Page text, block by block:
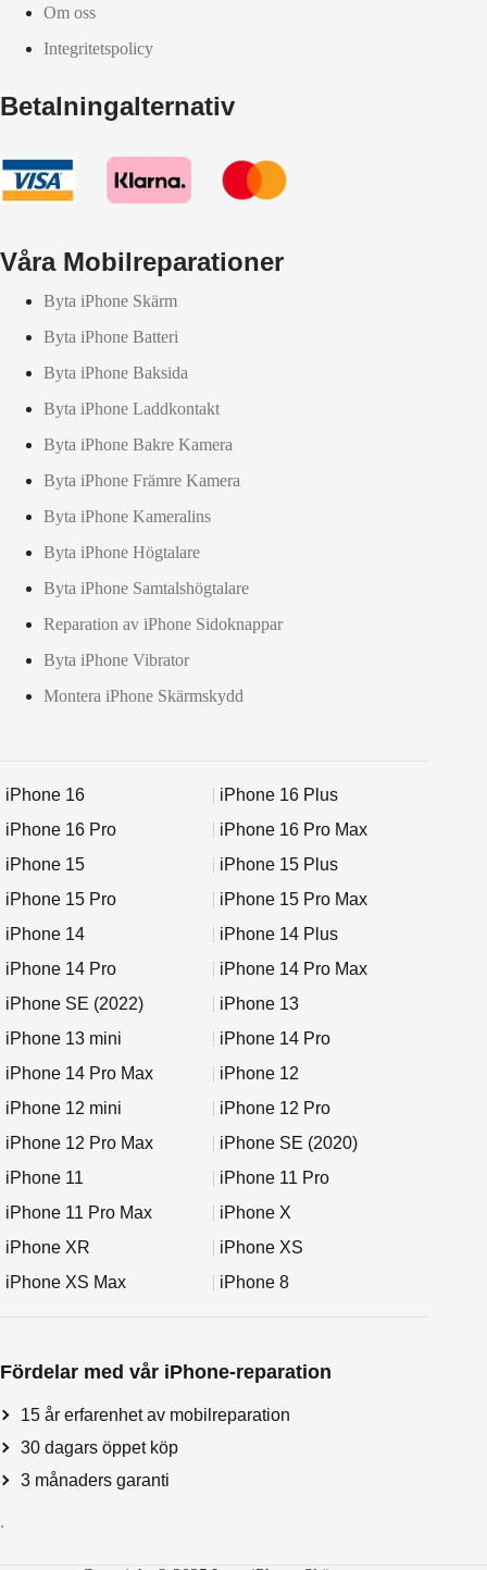
Om oss
Integritetspolicy
Betalningalternativ
Våra Mobilreparationer
Byta iPhone Skärm
Byta iPhone Batteri
Byta iPhone Baksida
Byta iPhone Laddkontakt
Byta iPhone Bakre Kamera
Byta iPhone Främre Kamera
Byta iPhone Kameralins
Byta iPhone Högtalare
Byta iPhone Samtalshögtalare
Reparation av iPhone Sidoknappar
Byta iPhone Vibrator
Montera iPhone Skärmskydd
iPhone 16
iPhone 16 Plus
iPhone 16 Pro
iPhone 16 Pro Max
iPhone 15
iPhone 15 Plus
iPhone 15 Pro
iPhone 15 Pro Max
iPhone 14
iPhone 14 Plus
iPhone 14 Pro
iPhone 14 Pro Max
iPhone SE (2022)
iPhone 13
iPhone 13 mini
iPhone 14 Pro
iPhone 14 Pro Max
iPhone 12
iPhone 12 mini
iPhone 12 Pro
iPhone 12 Pro Max
iPhone SE (2020)
iPhone 11
iPhone 11 Pro
iPhone 11 Pro Max
iPhone X
iPhone XR
iPhone XS
iPhone XS Max
iPhone 8
Fördelar med vår iPhone-reparation
15 år erfarenhet av mobilreparation
30 dagars öppet köp
3 månaders garanti
.